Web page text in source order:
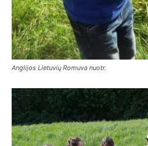
Anglijos Lietuvių Romuva nuotr.